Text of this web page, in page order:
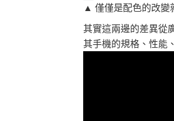
▲ 僅僅是配色的改變
其實這兩邊的差異從
其手機的規格、性能